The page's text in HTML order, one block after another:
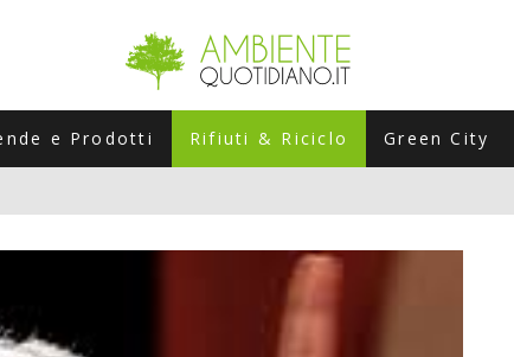
e Prodotti Rifiuti & Riciclo Green City
CHE POSSONO ROVINARTI L’ESTATE (E LA GUIDA PRATICA PER